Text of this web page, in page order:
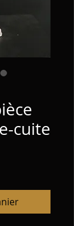
cuite